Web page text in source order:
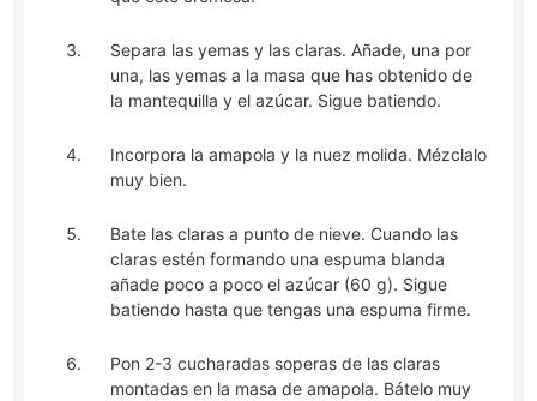
Separa las yemas y las claras. Añade, una por
una, las yemas a la masa que has obtenido de
la mantequilla y el azúcar. Sigue batiendo.
Incorpora la amapola y la nuez molida. Mézclalo
muy bien.
Bate las claras a punto de nieve. Cuando las
claras estén formando una espuma blanda
añade poco a poco el azúcar (60 g). Sigue
batiendo hasta que tengas una espuma firme.
Pon 2-3 cucharadas soperas de las claras
montadas en la masa de amapola. Bátelo muy